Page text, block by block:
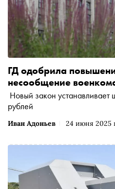
Иван Адоньев 24 июня 2025
ГД одобрила
несообщение
Новый закон устанавливает
рублей